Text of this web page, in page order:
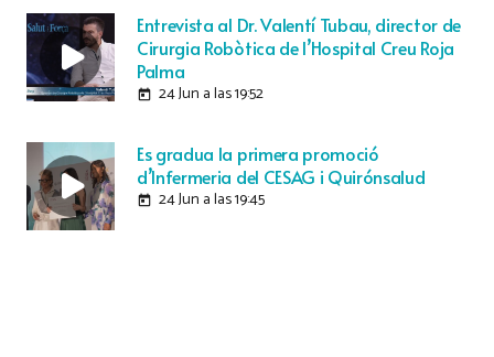
Entrevista al Dr. Valentí Tubau, director de
Cirurgia Robòtica de l’Hospital Creu Roja
Palma
today 24 Jun a las 19:52
Es gradua la primera promoció
d’Infermeria del CESAG i Quirónsalud
today 24 Jun a las 19:45